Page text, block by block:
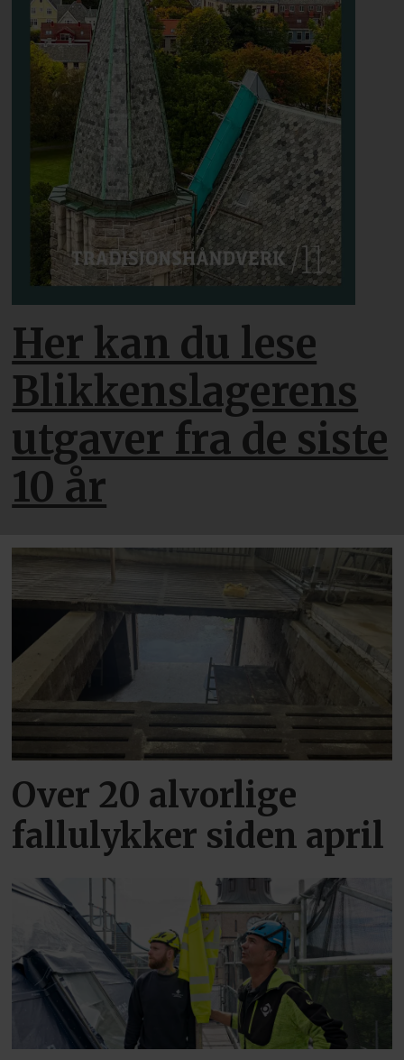
Her kan du lese
Blikkenslagerens
utgaver fra de siste
10 år
Over 20 alvorlige
fallulykker siden april